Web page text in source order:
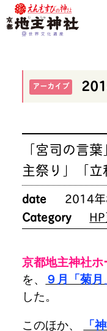
アーカイブ
「宮司の言
主祭り」「立
date
2014
Category
京都地主神社ホ
を、
９月「菊月
した。
このほか、 「